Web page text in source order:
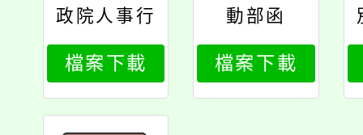
政院人事行
政總處書函
檔案下載
動部函
檔案下載